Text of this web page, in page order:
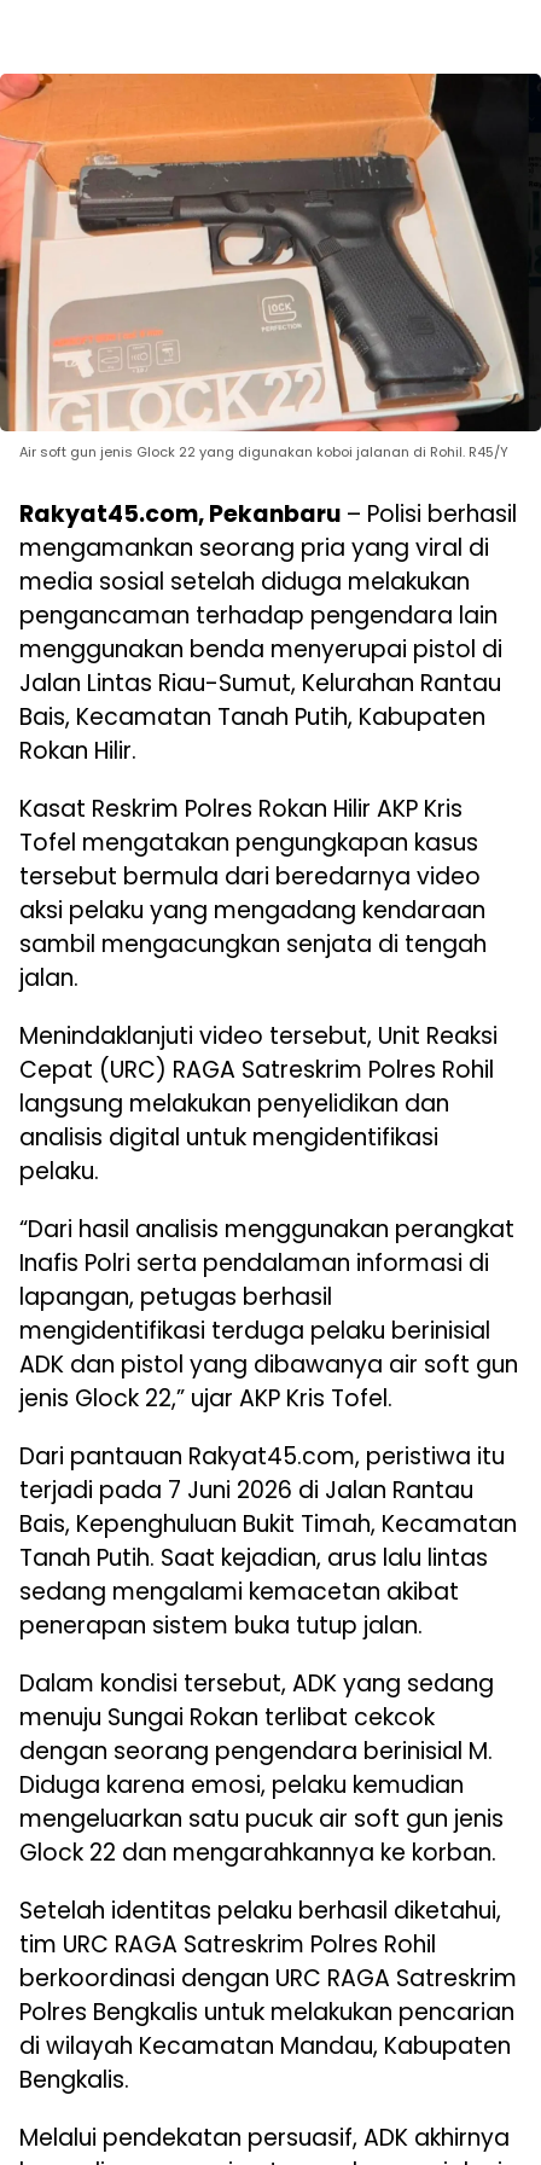
Air soft gun jenis Glock 22 yang digunakan koboi jalanan di Rohil. R45/Y
Rakyat45.com, Pekanbaru – Polisi berhasil
mengamankan seorang pria yang viral di
media sosial setelah diduga melakukan
pengancaman terhadap pengendara lain
menggunakan benda menyerupai pistol di
Jalan Lintas Riau-Sumut, Kelurahan Rantau
Bais, Kecamatan Tanah Putih, Kabupaten
Rokan Hilir.
Kasat Reskrim Polres Rokan Hilir AKP Kris
Tofel mengatakan pengungkapan kasus
tersebut bermula dari beredarnya video
aksi pelaku yang mengadang kendaraan
sambil mengacungkan senjata di tengah
jalan.
Menindaklanjuti video tersebut, Unit Reaksi
Cepat (URC) RAGA Satreskrim Polres Rohil
langsung melakukan penyelidikan dan
analisis digital untuk mengidentifikasi
pelaku.
“Dari hasil analisis menggunakan perangkat
Inafis Polri serta pendalaman informasi di
lapangan, petugas berhasil
mengidentifikasi terduga pelaku berinisial
ADK dan pistol yang dibawanya air soft gun
jenis Glock 22,” ujar AKP Kris Tofel.
Dari pantauan Rakyat45.com, peristiwa itu
terjadi pada 7 Juni 2026 di Jalan Rantau
Bais, Kepenghuluan Bukit Timah, Kecamatan
Tanah Putih. Saat kejadian, arus lalu lintas
sedang mengalami kemacetan akibat
penerapan sistem buka tutup jalan.
Dalam kondisi tersebut, ADK yang sedang
menuju Sungai Rokan terlibat cekcok
dengan seorang pengendara berinisial M.
Diduga karena emosi, pelaku kemudian
mengeluarkan satu pucuk air soft gun jenis
Glock 22 dan mengarahkannya ke korban.
Setelah identitas pelaku berhasil diketahui,
tim URC RAGA Satreskrim Polres Rohil
berkoordinasi dengan URC RAGA Satreskrim
Polres Bengkalis untuk melakukan pencarian
di wilayah Kecamatan Mandau, Kabupaten
Bengkalis.
Melalui pendekatan persuasif, ADK akhirnya